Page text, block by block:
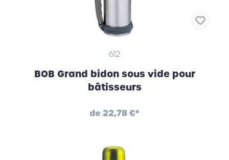
612
BOB Grand bidon sous vide pour
bâtisseurs
de 22,78 €*